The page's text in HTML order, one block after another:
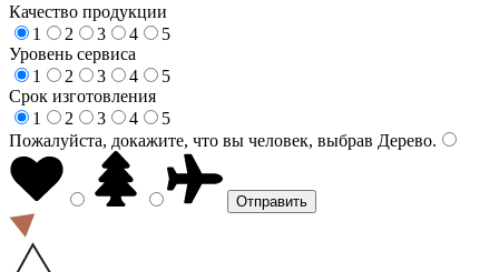
Качество продукции
1
2 3 4
5
Уровень сервиса
1
2 3 4
5
Срок изготовления
1
2 3 4
5
Пожалуйста, докажите, что вы человек, выбрав Дерево.